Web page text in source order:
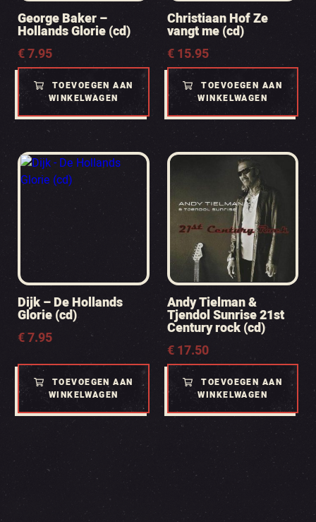
George Baker –
Hollands Glorie (cd)
€7.95
TOEVOEGEN AAN
WINKELWAGEN
Christiaan Hof Ze
vangt me (cd)
€15.95
TOEVOEGEN AAN
WINKELWAGEN
Dijk – De Hollands
Glorie (cd)
€7.95
TOEVOEGEN AAN
WINKELWAGEN
Andy Tielman &
Tjendol Sunrise 21st
Century rock (cd)
€17.50
TOEVOEGEN AAN
WINKELWAGEN